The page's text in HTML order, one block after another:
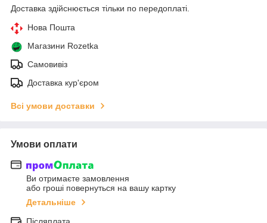
Доставка здійснюється тільки по передоплаті.
Нова Пошта
Магазини Rozetka
Самовивіз
Доставка кур'єром
Всі умови доставки
Умови оплати
Ви отримаєте замовлення
або гроші повернуться на вашу картку
Детальніше